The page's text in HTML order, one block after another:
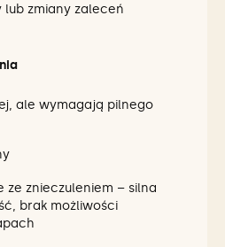
zmiany zaleceń
ale wymagają pilnego
ze znieczuleniem – silna
brak możliwości